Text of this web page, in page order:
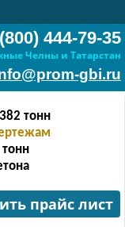
444-79-35
Челны и Татарстан
gbi.ru
тонн
тонн
прайс лист